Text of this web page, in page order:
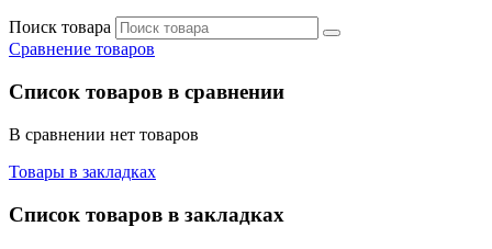
Поиск товара
Сравнение товаров
Список товаров в сравнении
В сравнении нет товаров
Товары в закладках
Список товаров в закладках